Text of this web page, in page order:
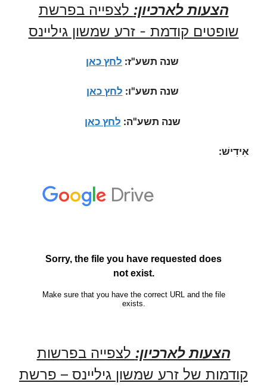
הצעות לארכיון: לצפייה בפרשת
שופטים קודמת - זרע שמשון גיליינס
שנה תשע"ז: לחץ כאן
שנה תשע"ו: לחץ כאן
שנה תשע"ה: לחץ כאן
אִידִישׁ:
הצעות לארכיון: לצפייה בפרשות
קודמות של זרע שמשון גיליינס – פרשת